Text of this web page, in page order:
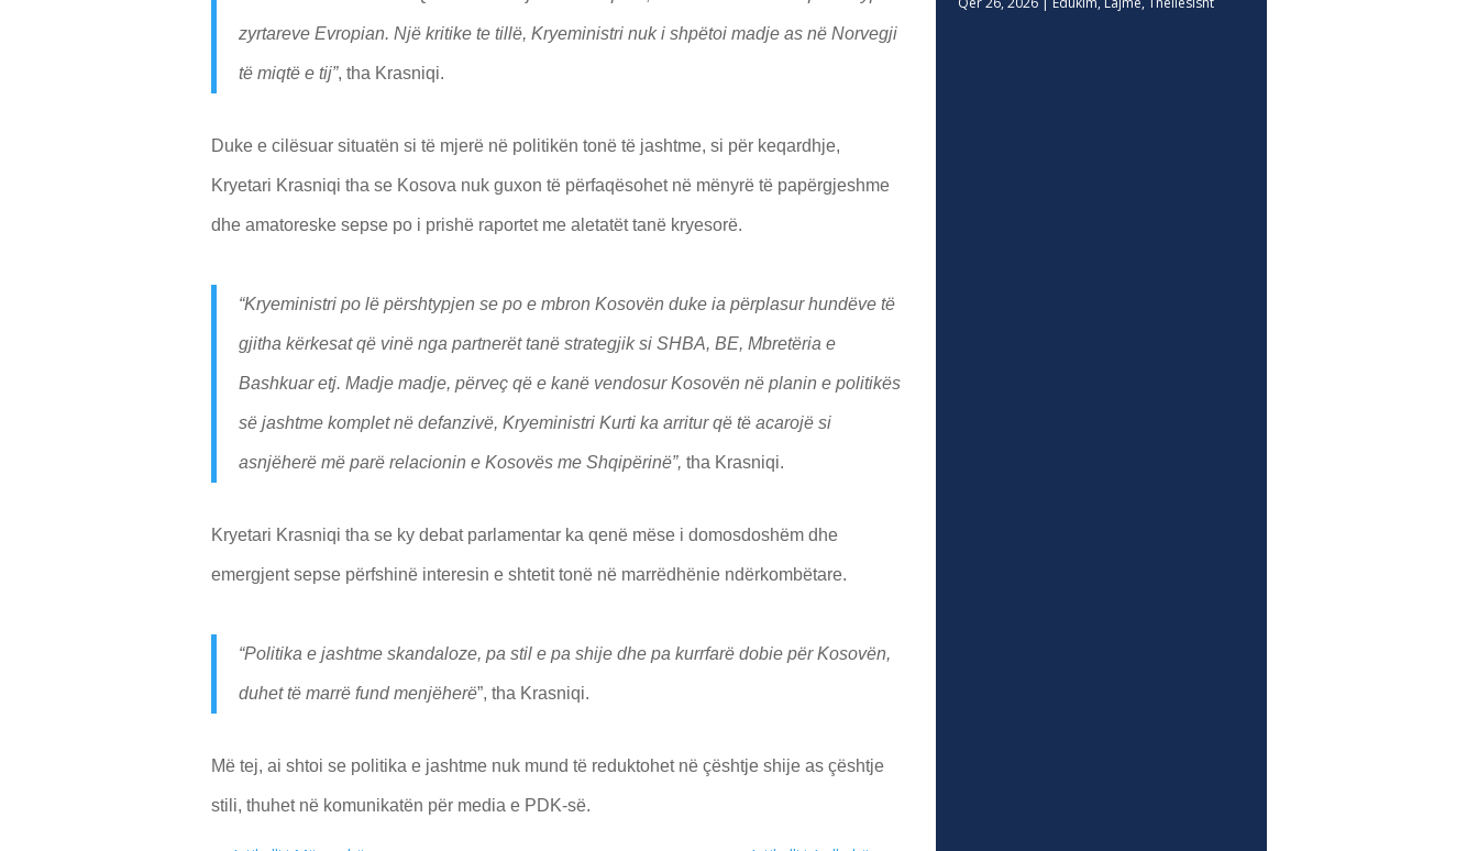
zyrtareve Evropian. Një kritike te tillë, Kryeministri nuk i shpëtoi madje as në Norvegji
të miqtë e tij”, tha Krasniqi.
Duke e cilësuar situatën si të mjerë në politikën tonë të jashtme, si për keqardhje,
Kryetari Krasniqi tha se Kosova nuk guxon të përfaqësohet në mënyrë të papërgjeshme
dhe amatoreske sepse po i prishë raportet me aletatët tanë kryesorë.
“Kryeministri po lë përshtypjen se po e mbron Kosovën duke ia përplasur hundëve të
gjitha kërkesat që vinë nga partnerët tanë strategjik si SHBA, BE, Mbretëria e
Bashkuar etj. Madje madje, përveç që e kanë vendosur Kosovën në planin e politikës
së jashtme komplet në defanzivë, Kryeministri Kurti ka arritur që të acarojë si
asnjëherë më parë relacionin e Kosovës me Shqipërinë”, tha Krasniqi.
Kryetari Krasniqi tha se ky debat parlamentar ka qenë mëse i domosdoshëm dhe
emergjent sepse përfshinë interesin e shtetit tonë në marrëdhënie ndërkombëtare.
“Politika e jashtme skandaloze, pa stil e pa shije dhe pa kurrfarë dobie për Kosovën,
duhet të marrë fund menjëherë”, tha Krasniqi.
Më tej, ai shtoi se politika e jashtme nuk mund të reduktohet në çështje shije as çështje
stili, thuhet në komunikatën për media e PDK-së.